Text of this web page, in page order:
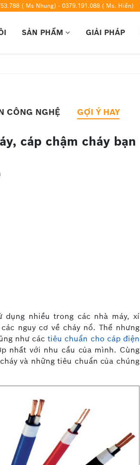
( Ms Nhung) - 0379.191.088 ( Ms. Hiền)
SẢN PHẨM GIẢI PHÁP
CÔNG NGHỆ GỢI Ý HAY
cáp chậm cháy bạn
dụng nhiều trong các nhà máy, xí
nguy cơ về cháy nổ. Thế nhưng
như cáctiêu chuẩn cho cáp điện
nhất với nhu cầu của mình. Cùng
và những tiêu chuẩn của chúng